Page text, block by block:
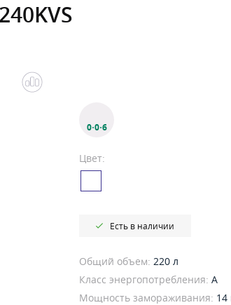
0·0·6
Цвет:
Есть в наличии
Общий объем: 220 л
Класс энергопотребления: A
Мощность замораживания: 14